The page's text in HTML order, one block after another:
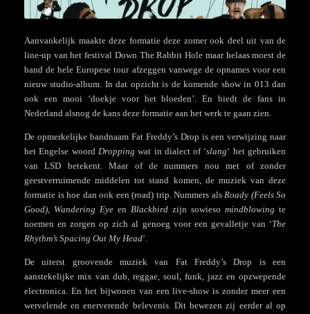
Aanvankelijk maakte deze formatie deze zomer ook deel uit van de
line-up van het festival Down The Rabbit Hole maar helaas moest de
band de hele Europese tour afzeggen vanwege de opnames voor een
nieuw studio-album. In dat opzicht is de komende show in 013 dan
ook een mooi ‘doekje voor het bloeden’. En biedt de fans in
Nederland alsnog de kans deze formatie aan het werk te gaan zien.
De opmerkelijke bandnaam Fat Freddy’s Drop is een verwijzing naar
het Engelse woord Dropping wat in dialect of ‘slang‘ het gebruiken
van LSD betekent. Maar of de nummers nou met of zonder
geestverruimende middelen tot stand komen, de muziek van deze
formatie is hoe dan ook een (road) trip. Nummers als Roady (Feels So
Good), Wandering Eye en Blackbird zijn sowieso mindblowing te
noemen en zorgen op zich al genoeg voor een gevalletje van ‘The
Rhythm’s Spacing Out My Head‘.
De uiterst groovende muziek van Fat Freddy’s Drop is een
aanstekelijke mix van dub, reggae, soul, funk, jazz en opzwepende
electronica. En het bijwonen van een live-show is zonder meer een
wervelende en enerverende belevenis. Dit bewezen zij eerder al op